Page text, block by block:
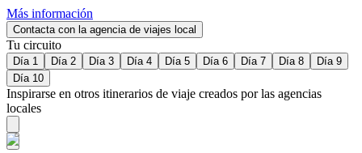
Más información
Contacta con la agencia de viajes local
Tu circuito
Día 1 Día 2 Día 3 Día 4 Día 5 Día 6 Día 7 Día 8
Día 9
Día 10
Inspirarse en otros itinerarios de viaje creados por las agencias
locales